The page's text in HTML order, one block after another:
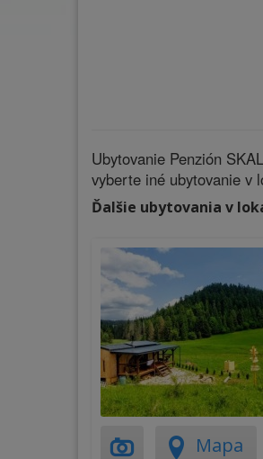
Ubytovanie Penzión
vyberte iné ubytovanie v
Ďalšie ubytovania v
Mapa